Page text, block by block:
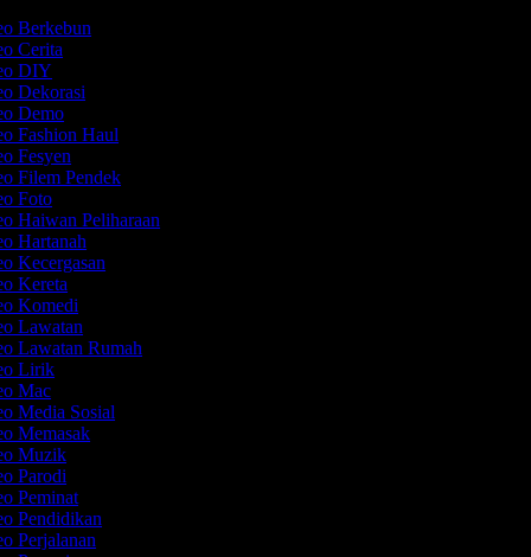
Berkebun
Cerita
DIY
Dekorasi
Demo
Fashion Haul
Fesyen
Filem Pendek
Foto
Haiwan Peliharaan
Hartanah
Kecergasan
Kereta
Komedi
Lawatan
Lawatan Rumah
Lirik
Mac
Media Sosial
Memasak
Muzik
Parodi
Peminat
Pendidikan
Perjalanan